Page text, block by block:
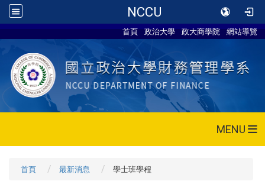
NCCU
首頁 政治大學 政大商學院 網站導覽
MENU
首頁 最新消息 學士班學程